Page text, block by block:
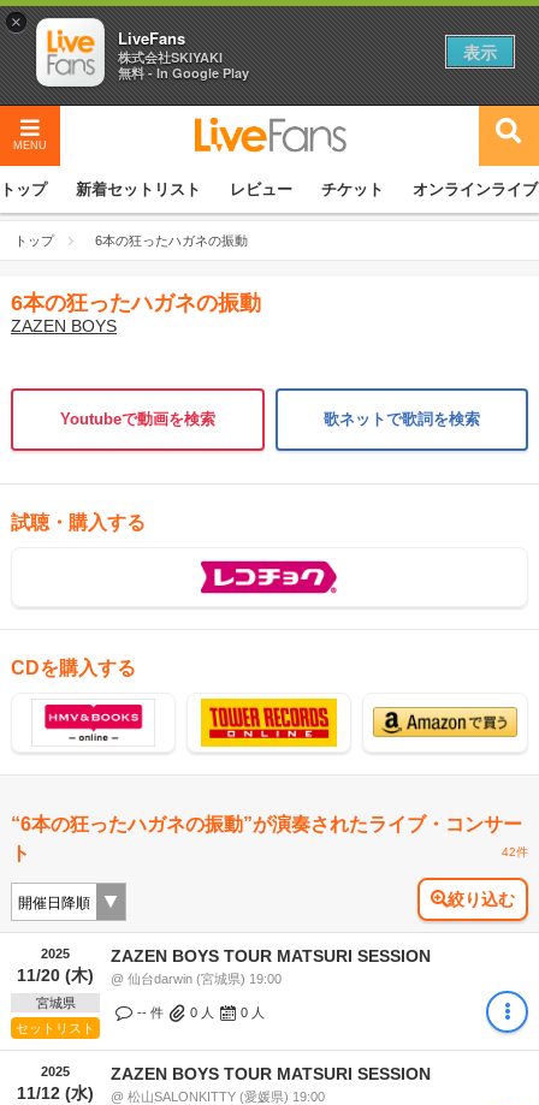
MENU
トップ 新着セットリスト レビュー チケット オンラインライブ
トップ 6本の狂ったハガネの振動
6本の狂ったハガネの振動
ZAZEN BOYS
Youtubeで動画を検索 歌ネットで歌詞を検索
試聴・購入する
CDを購入する
“6本の狂ったハガネの振動”が演奏されたライブ・コンサー
ト
42件
絞り込む
2025
11/20 (木)
宮城県
セットリスト
ZAZEN BOYS TOUR MATSURI SESSION
@ 仙台darwin (宮城県) 19:00
-- 件 0 人 0 人
2025
11/12 (水)
ZAZEN BOYS TOUR MATSURI SESSION
@ 松山SALONKITTY (愛媛県) 19:00
×
LiveFans
株式会社SKIYAKI
無料 - In Google Play
表示